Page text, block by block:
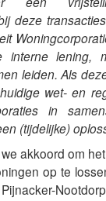
deze
interne lening,
leiden. Als
wet- en
in
(tijdelijke)
akkoord om
op te